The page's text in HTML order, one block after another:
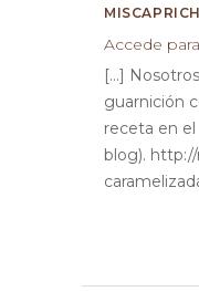
Accede
[…]
guarnición
receta en el
blog).